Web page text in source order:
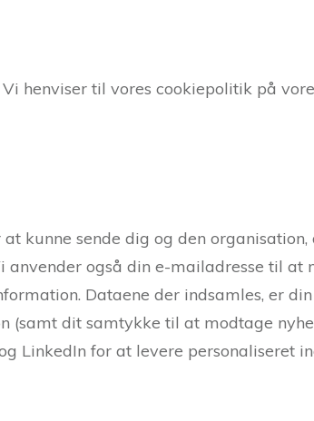
henviser til vores cookiepolitik på
kunne sende dig og den
anvender også din e-mailadresse til
Dataene der indsamles, er
(samt dit samtykke til at modtage
LinkedIn for at levere personaliseret